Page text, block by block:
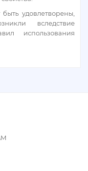
удовлетворены,
вследствие
использования